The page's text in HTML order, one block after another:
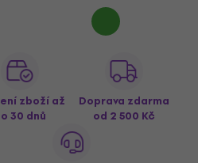
zboží až
30 dnů
Doprava zdarma
od 2 500 Kč